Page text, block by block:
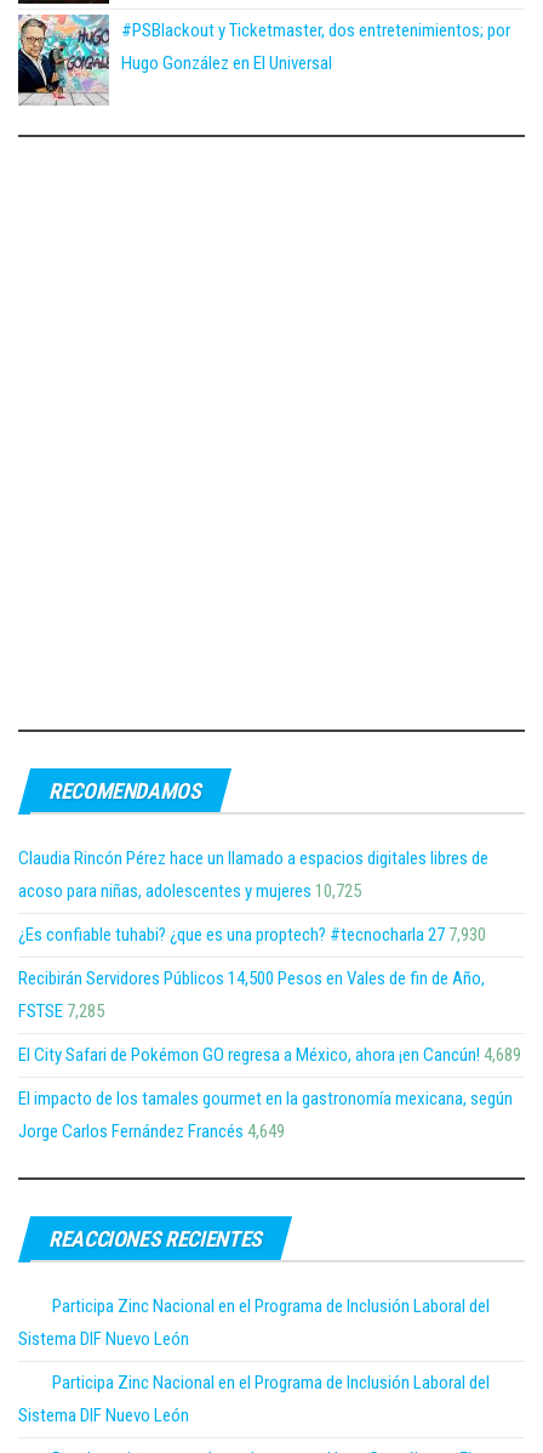
#PSBlackout y Ticketmaster, dos entretenimientos; por
Hugo González en El Universal
RECOMENDAMOS
Claudia Rincón Pérez hace un llamado a espacios digitales libres de
acoso para niñas, adolescentes y mujeres 10,725
¿Es confiable tuhabi? ¿que es una proptech? #tecnocharla 27 7,930
Recibirán Servidores Públicos 14,500 Pesos en Vales de fin de Año,
FSTSE 7,285
El City Safari de Pokémon GO regresa a México, ahora ¡en Cancún! 4,689
El impacto de los tamales gourmet en la gastronomía mexicana, según
Jorge Carlos Fernández Francés 4,649
REACCIONES RECIENTES
Participa Zinc Nacional en el Programa de Inclusión Laboral del
Sistema DIF Nuevo León
Participa Zinc Nacional en el Programa de Inclusión Laboral del
Sistema DIF Nuevo León